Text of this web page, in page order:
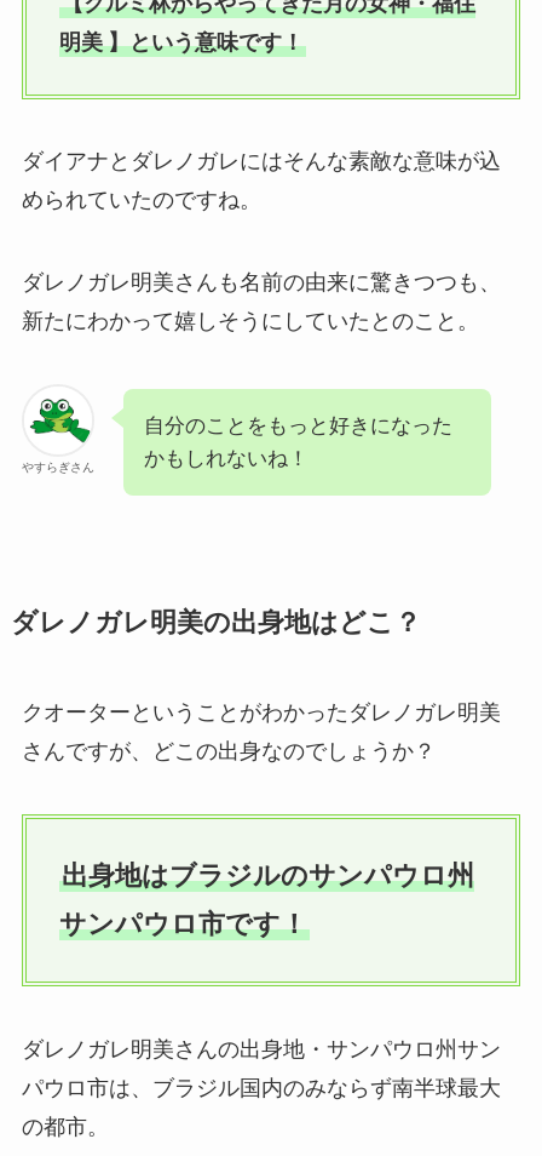
明美 】という意味です！
ダイアナとダレノガレにはそんな素敵な意味が込
められていたのですね。
ダレノガレ明美さんも名前の由来に驚きつつも、
新たにわかって嬉しそうにしていたとのこと。
やすらぎさん
自分のことをもっと好きになった
かもしれないね！
ダレノガレ明美の出身地はどこ？
クオーターということがわかったダレノガレ明美
さんですが、どこの出身なのでしょうか？
出身地はブラジルのサンパウロ州
サンパウロ市です！
ダレノガレ明美さんの出身地・サンパウロ州サン
パウロ市は、ブラジル国内のみならず南半球最大
の都市。